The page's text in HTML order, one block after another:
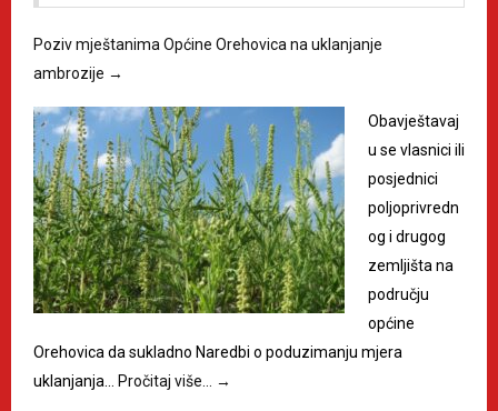
Poziv mještanima Općine Orehovica na uklanjanje
ambrozije →
Obavještavaj
u se vlasnici ili
posjednici
poljoprivredn
og i drugog
zemljišta na
području
općine
Orehovica da sukladno Naredbi o poduzimanju mjera
uklanjanja…
Pročitaj više… →